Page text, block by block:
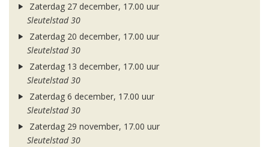
Zaterdag 27 december, 17.00 uur
Sleutelstad 30
Zaterdag 20 december, 17.00 uur
Sleutelstad 30
Zaterdag 13 december, 17.00 uur
Sleutelstad 30
Zaterdag 6 december, 17.00 uur
Sleutelstad 30
Zaterdag 29 november, 17.00 uur
Sleutelstad 30